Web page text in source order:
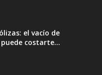
el vacío de
costarte...